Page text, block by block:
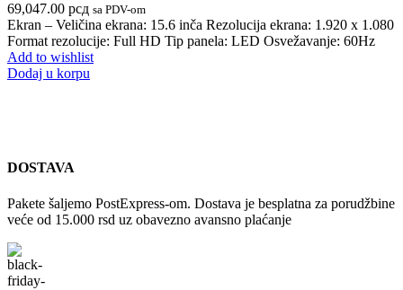
69,047.00 рсд sa PDV-om
Ekran – Veličina ekrana: 15.6 inča Rezolucija ekrana: 1.920 x 1.080
Format rezolucije: Full HD Tip panela: LED Osvežavanje: 60Hz
Add to wishlist
Dodaj u korpu
DOSTAVA
Pakete šaljemo PostExpress-om. Dostava je besplatna za porudžbine
veće od 15.000 rsd uz obavezno avansno plaćanje